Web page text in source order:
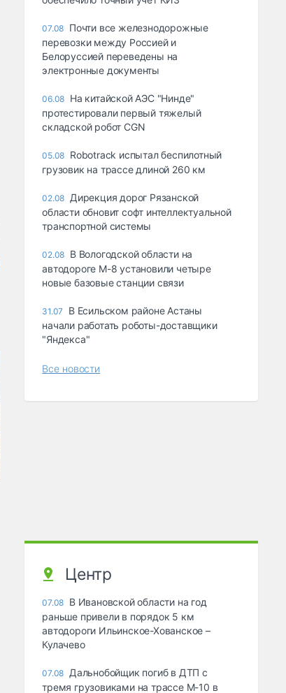
07.08 Почти все железнодорожные
перевозки между Россией и
Белоруссией переведены на
электронные документы
06.08 На китайской АЭС "Нинде"
протестировали первый тяжелый
складской робот CGN
05.08 Robotrack испытал беспилотный
грузовик на трассе длиной 260 км
02.08 Дирекция дорог Рязанской
области обновит софт интеллектуальной
транспортной системы
02.08 В Вологодской области на
автодороге М-8 установили четыре
новые базовые станции связи
31.07
В Есильском районе Астаны
начали работать роботы-доставщики
"Яндекса"
Все новости
Центр
07.08 В Ивановской области на год
раньше привели в порядок 5 км
автодороги Ильинское-Хованское –
Кулачево
07.08 Дальнобойщик погиб в ДТП с
тремя грузовиками на трассе М-10 в